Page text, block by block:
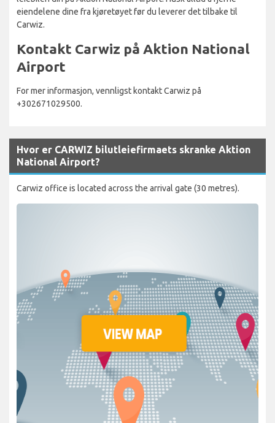
eiendelene dine fra kjøretøyet før du leverer det tilbake til
Carwiz.
Kontakt Carwiz på Aktion National
Airport
For mer informasjon, vennligst kontakt Carwiz på
+302671029500.
Hvor er CARWIZ bilutleiefirmaets skranke Aktion
National Airport?
Carwiz office is located across the arrival gate (30 metres).